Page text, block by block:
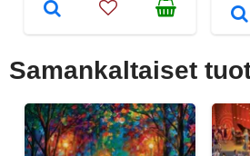
Samankaltaiset